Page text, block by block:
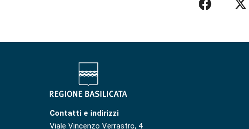
Contatti e indirizzi
Viale Vincenzo Verrastro, 4